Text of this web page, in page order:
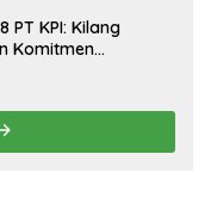
PT KPI: Kilang
Komitmen